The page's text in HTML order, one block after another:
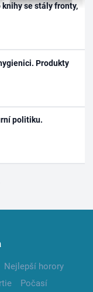
se stály fronty,
Produkty
politiku.
Nejlepší horory
Počasí